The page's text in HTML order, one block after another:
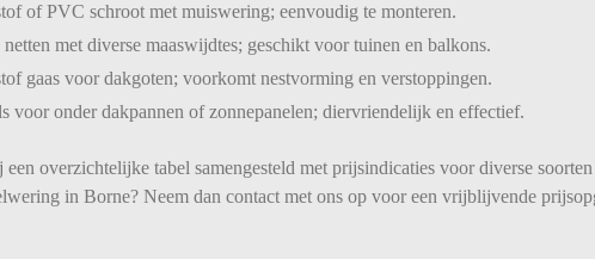
ofPVC schroot met muiswering; eenvoudig te monteren.
netten met diverse maaswijdtes; geschikt voor tuinen en balkons.
gaas voor dakgoten; voorkomt nestvorming en verstoppingen.
voor onder dakpannen ofzonnepanelen; diervriendelijk en effectief.
overzichtelijke tabel samengesteld met prijsindicaties voor diverse
in Borne? Neem dan contact met ons op voor een vrijblijvende